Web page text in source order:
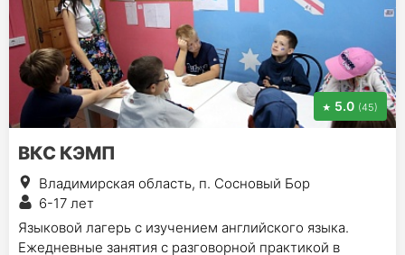
5.0 (45)
ВКС КЭМП
Владимирская область, п. Сосновый Бор
6-17 лет
Языковой лагерь с изучением английского языка.
Ежедневные занятия с разговорной практикой в